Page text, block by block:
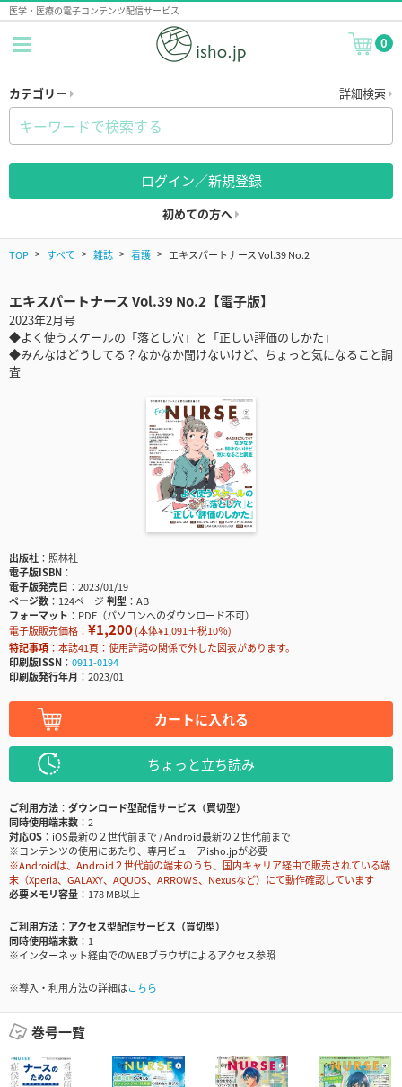
医学・医療の電子コンテンツ配信サービス
0
カテゴリー 詳細検索
ログイン／新規登録
初めての方へ
TOP すべて 雑誌 看護 エキスパートナース Vol.39 No.2
エキスパートナース Vol.39 No.2【電子版】
2023年2月号
◆よく使うスケールの「落とし穴」と「正しい評価のしかた」
◆みんなはどうしてる？なかなか聞けないけど、ちょっと気になること調
査
出版社
照林社
電子版ISBN
電子版発売日
2023/01/19
ページ数
124ページ判型
AB
フォーマット
PDF（パソコンへのダウンロード不可）
電子版販売価格： ¥1,200(本体¥1,091＋税10％)
特記事項
本誌41頁：使用許諾の関係で外した図表があります。
印刷版ISSN
0911-0194
印刷版発行年月
2023/01
カートに入れる
ちょっと立ち読み
ご利用方法
ダウンロード型配信サービス（買切型）
同時使用端末数
2
対応OS
iOS最新の２世代前まで / Android最新の２世代前まで
※コンテンツの使用にあたり、専用ビューアisho.jpが必要
※Androidは、Android２世代前の端末のうち、国内キャリア経由で販売されている端
末（Xperia、GALAXY、AQUOS、ARROWS、Nexusなど）にて動作確認しています
必要メモリ容量
178 MB以上
ご利用方法
アクセス型配信サービス（買切型）
同時使用端末数
1
※インターネット経由でのWEBブラウザによるアクセス参照
※導入・利用方法の詳細はこちら
巻号一覧